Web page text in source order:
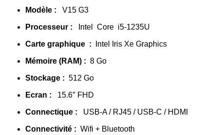
Modèle : V15 G3
Processeur : Intel Core i5-1235U
Carte graphique : Intel Iris Xe Graphics
Mémoire (RAM) : 8 Go
Stockage : 512 Go
Ecran : 15.6″ FHD
Connectique : USB-A / RJ45 / USB-C / HDMI
Connectivité : Wifi + Bluetooth